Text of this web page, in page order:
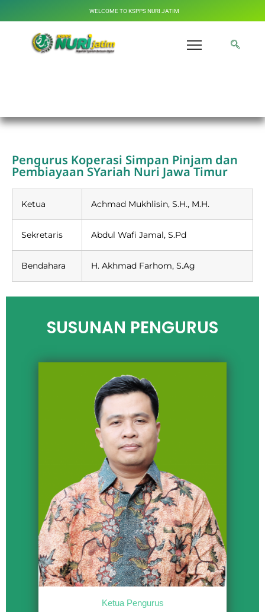
WELCOME TO KSPPS NURI JATIM
Pengurus Koperasi Simpan Pinjam dan
Pembiayaan SYariah Nuri Jawa Timur
Ketua Achmad Mukhlisin, S.H., M.H.
Sekretaris Abdul Wafi Jamal, S.Pd
Bendahara H. Akhmad Farhom, S.Ag
SUSUNAN PENGURUS
Ketua Pengurus